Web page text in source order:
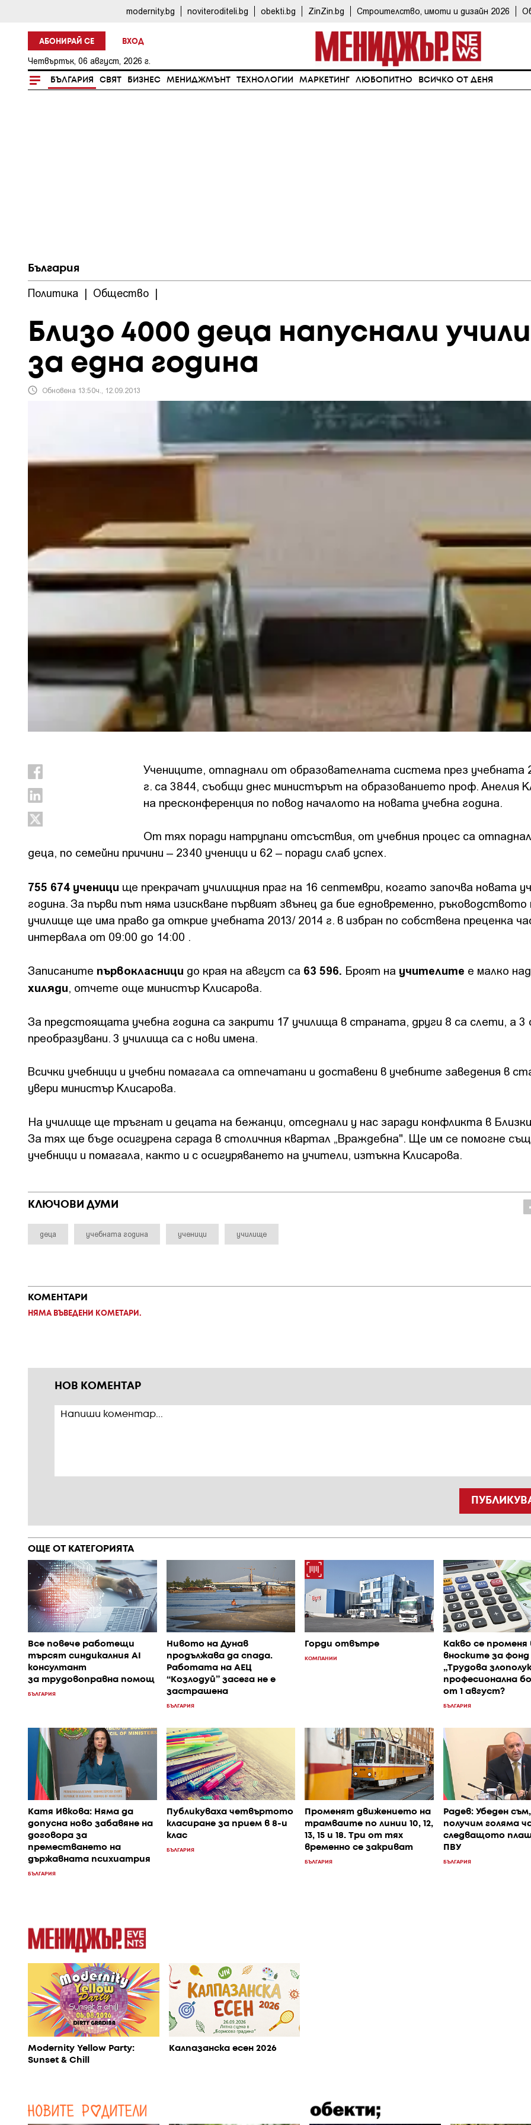
modernity.bg noviteroditeli.bg obekti.bg ZinZin.bg Строителство, имоти и дизайн 2026
АБОНИРАЙ СЕ ВХОД
Четвъртък, 06 август, 2026 г.
БЪЛГАРИЯ СВЯТ БИЗНЕС МЕНИДЖМЪНТ ТЕХНОЛОГИИ МАРКЕТИНГ ЛЮБОПИТНО ВСИЧКО ОТ ДЕНЯ
България
Политика | Общество |
Близо 4000 деца напуснали
за една година
Обновена 13:50ч., 12.09.2013
Учениците, отпаднали от образователната система през учебната
г. са 3844, съобщи днес министърът на образованието проф. Анелия
на пресконференция по повод началото на новата учебна година.
От тях поради натрупани отсъствия, от учебния процес са
деца, по семейни причини – 2340 ученици и 62 – поради слаб успех.
755 674 ученици ще прекрачат училищния праг на 16 септември, когато започва новата
година. За първи път няма изискване първият звънец да бие едновременно, ръководството
училище ще има право да открие учебната 2013/ 2014 г. в избран по собствена преценка
интервала от 09:00 до 14:00 .
Записаните първокласници до края на август са 63 596. Броят на учителите е малко
хиляди, отчете още министър Клисарова.
За предстоящата учебна година са закрити 17 училища в страната, други 8 са слети, а 3
преобразувани. 3 училища са с нови имена.
Всички учебници и учебни помагала са отпечатани и доставени в учебните заведения в
увери министър Клисарова.
На училище ще тръгнат и децата на бежанци, отседнали у нас заради конфликта в
За тях ще бъде осигурена сграда в столичния квартал „Враждебна". Ще им се помогне
учебници и помагала, както и с осигуряването на учители, изтъкна Клисарова.
КЛЮЧОВИ ДУМИ
деца учебната година ученици училище
КОМЕНТАРИ
НЯМА ВЪВЕДЕНИ КОМЕТАРИ.
НОВ КОМЕНТАР
ОЩЕ ОТ КАТЕГОРИЯТА
Все повече работещи
търсят синдикалния AI
консултант
за трудовоправна помощ
БЪЛГАРИЯ
Нивото на Дунав
продължава да спада.
Работата на АЕЦ
“Козлодуй” засега не е
застрашена
БЪЛГАРИЯ
Горди отвътре
КОМПАНИИ
Какво се променя
вноските за фонд
„Трудова
професионална
от 1 август?
БЪЛГАРИЯ
Катя Ивкова: Няма да
допусна ново забавяне на
договора за
преместването на
държавната психиатрия
БЪЛГАРИЯ
Публикуваха четвъртото
класиране за прием в 8-и
клас
БЪЛГАРИЯ
Променят движението на
трамваите по линии 10, 12,
13, 15 и 18. Три от тях
временно се закриват
БЪЛГАРИЯ
Радев: Убеден
получим голяма
следващото
ПВУ
БЪЛГАРИЯ
Modernity Yellow Party:
Sunset & Chill
Калпазанска есен 2026